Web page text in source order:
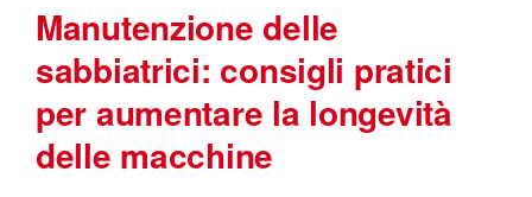
Manutenzione delle
sabbiatrici: consigli pratici
per aumentare la longevità
delle macchine